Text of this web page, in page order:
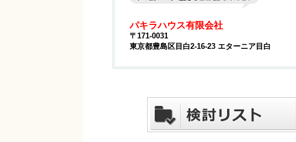
パキラハウス有限会社
〒171-0031
東京都豊島区目白2-16-23 エターニア目白